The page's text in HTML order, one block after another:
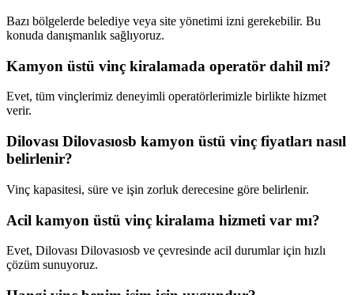
Bazı bölgelerde belediye veya site yönetimi izni gerekebilir. Bu
konuda danışmanlık sağlıyoruz.
Kamyon üstü vinç kiralamada operatör dahil mi?
Evet, tüm vinçlerimiz deneyimli operatörlerimizle birlikte hizmet
verir.
Dilovası Dilovasıosb kamyon üstü vinç fiyatları nasıl
belirlenir?
Vinç kapasitesi, süre ve işin zorluk derecesine göre belirlenir.
Acil kamyon üstü vinç kiralama hizmeti var mı?
Evet, Dilovası Dilovasıosb ve çevresinde acil durumlar için hızlı
çözüm sunuyoruz.